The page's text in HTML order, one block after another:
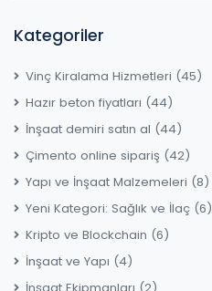
Kategoriler
Vinç Kiralama Hizmetleri (45)
Hazır beton fiyatları (44)
İnşaat demiri satın al (44)
Çimento online sipariş (42)
Yapı ve İnşaat Malzemeleri (8)
Yeni Kategori: Sağlık ve İlaç (6)
Kripto ve Blockchain (6)
İnşaat ve Yapı (4)